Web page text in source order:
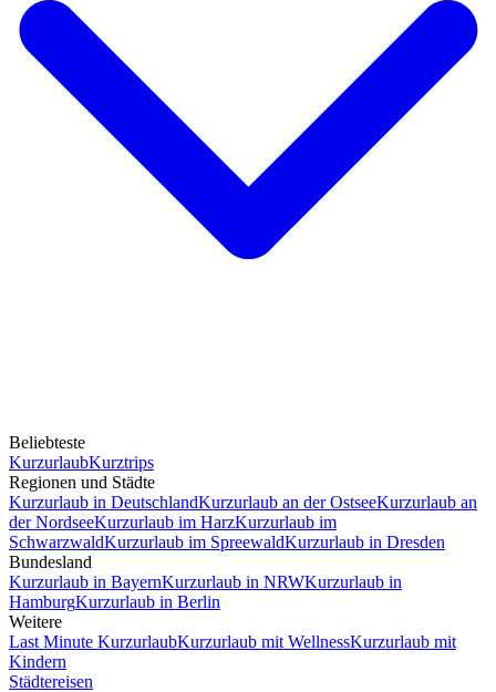
Beliebteste
KurzurlaubKurztrips
Regionen und Städte
Kurzurlaub in DeutschlandKurzurlaub an der OstseeKurzurlaub an
der NordseeKurzurlaub im HarzKurzurlaub im
SchwarzwaldKurzurlaub im SpreewaldKurzurlaub in Dresden
Bundesland
Kurzurlaub in BayernKurzurlaub in NRWKurzurlaub in
HamburgKurzurlaub in Berlin
Weitere
Last Minute KurzurlaubKurzurlaub mit WellnessKurzurlaub mit
Kindern
Städtereisen